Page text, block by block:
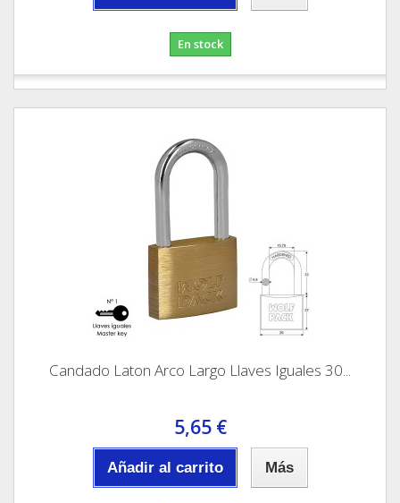
En stock
Candado Laton Arco Largo Llaves Iguales 30...
5,65 €
Añadir al carrito Más